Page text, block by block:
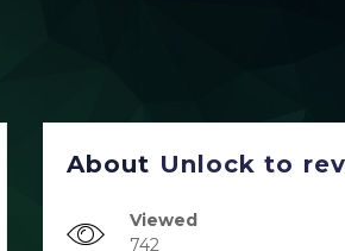
About Unlock to
Viewed
742